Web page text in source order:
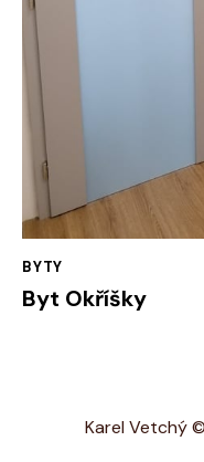
BYTY
Byt Okříšky
Karel Vetchý